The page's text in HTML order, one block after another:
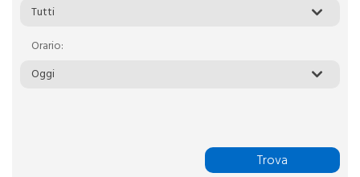
Tutti
Orario:
Oggi
Trova